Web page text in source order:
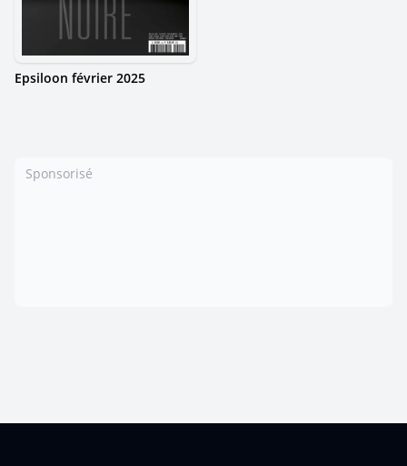
Epsiloon février 2025
Sponsorisé